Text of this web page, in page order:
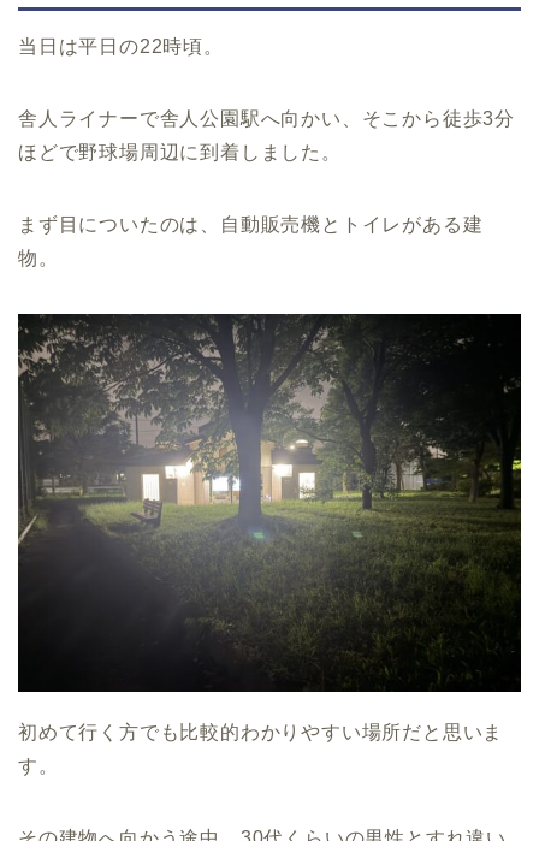
当日は平日の22時頃。
舎人ライナーで舎人公園駅へ向かい、そこから徒歩3分
ほどで野球場周辺に到着しました。
まず目についたのは、自動販売機とトイレがある建
物。
初めて行く方でも比較的わかりやすい場所だと思いま
す。